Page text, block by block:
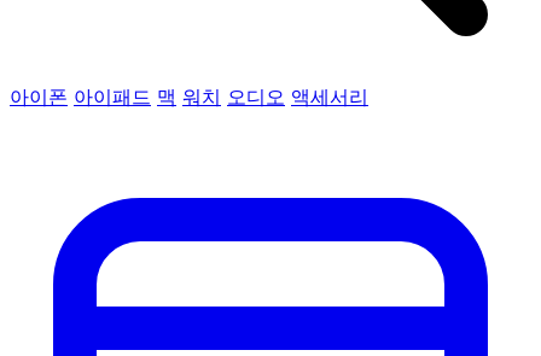
아이폰 아이패드 맥 워치 오디오 액세서리